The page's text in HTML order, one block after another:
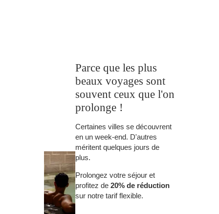
Parce que les plus
beaux voyages sont
souvent ceux que l'on
prolonge !
Certaines villes se découvrent
en un week-end. D'autres
méritent quelques jours de
plus.
Prolongez votre séjour et
profitez de 20% de réduction
sur notre tarif flexible.